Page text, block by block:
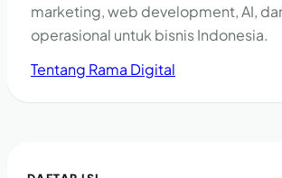
marketing, web development, AI,
operasional untuk bisnis Indonesia.
Tentang Rama Digital